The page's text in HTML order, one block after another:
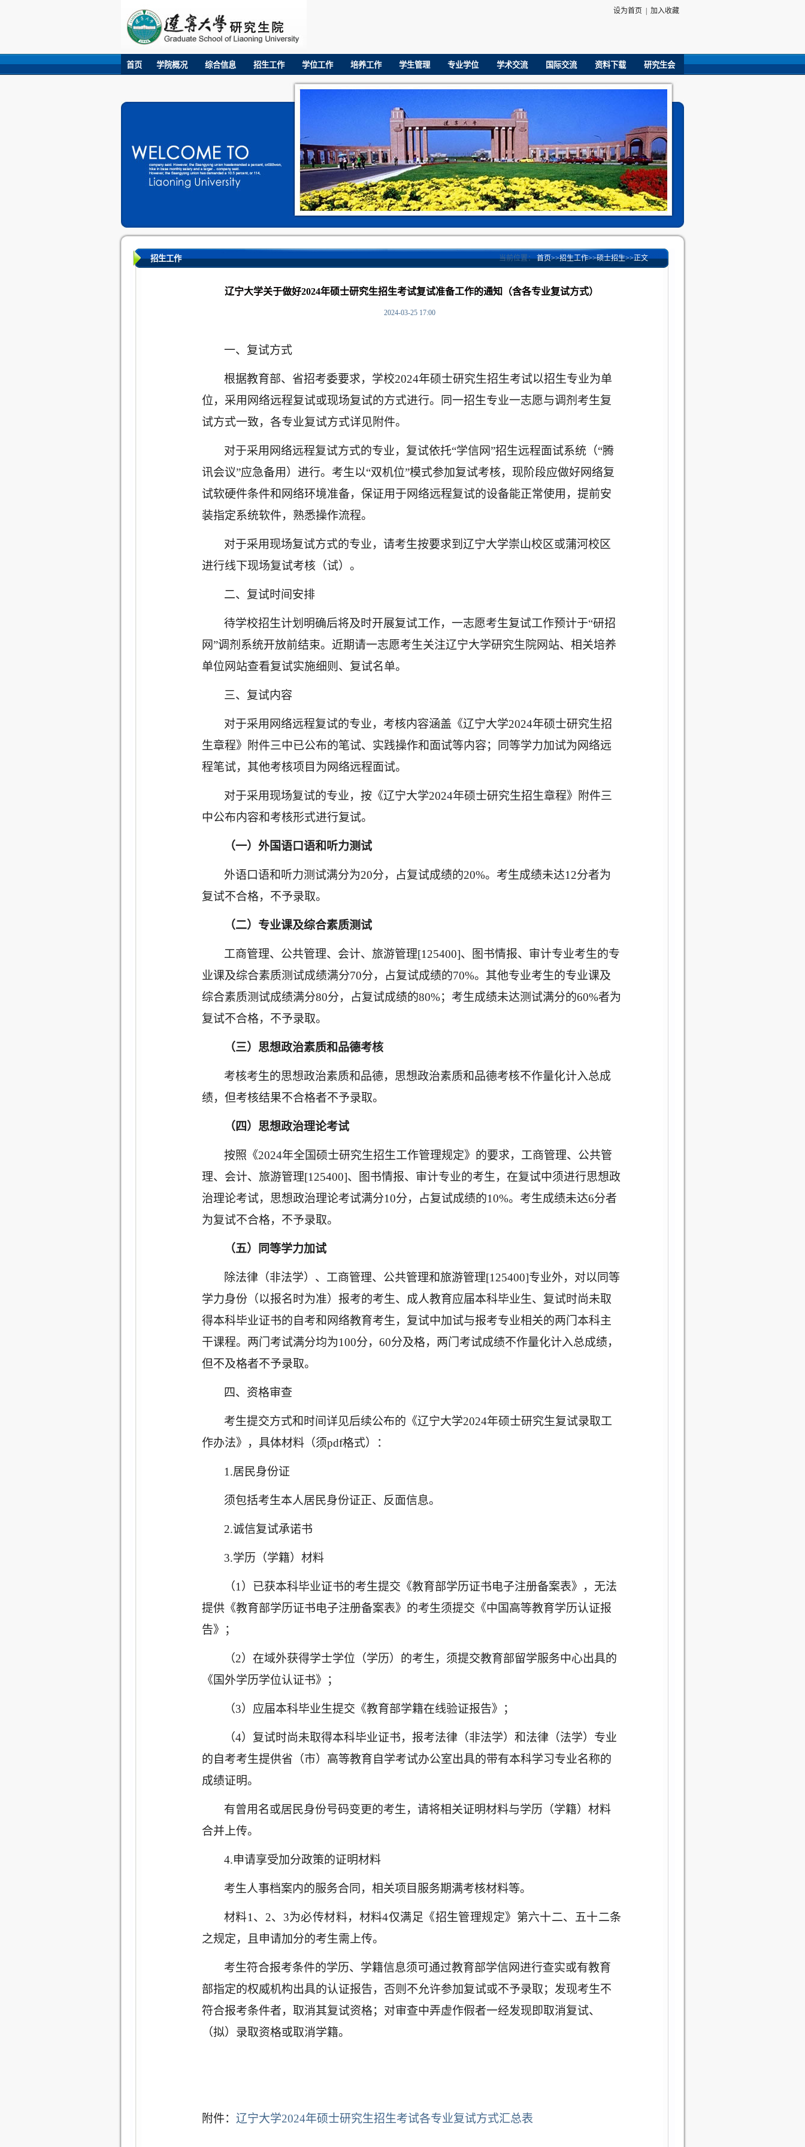
设为首页 加入收藏
首页 学院概况 综合信息 招生工作 学位工作 培养工作 学生管理 专业学位 学术交流 国际交流 资料下载 研究生会
招生工作 当前位置：首页>>招生工作>>硕士招生>>正文
辽宁大学关于做好2024年硕士研究生招生考试复试准备工作的通知（含各专业复试方式）
2024-03-25 17:00
一、复试方式
根据教育部、省招考委要求，学校2024年硕士研究生招生考试以招生专业为单
位，采用网络远程复试或现场复试的方式进行。同一招生专业一志愿与调剂考生复
试方式一致，各专业复试方式详见附件。
对于采用网络远程复试方式的专业，复试依托“学信网”招生远程面试系统（“腾
讯会议”应急备用）进行。考生以“双机位”模式参加复试考核，现阶段应做好网络复
试软硬件条件和网络环境准备，保证用于网络远程复试的设备能正常使用，提前安
装指定系统软件，熟悉操作流程。
对于采用现场复试方式的专业，请考生按要求到辽宁大学崇山校区或蒲河校区
进行线下现场复试考核（试）。
二、复试时间安排
待学校招生计划明确后将及时开展复试工作，一志愿考生复试工作预计于“研招
网”调剂系统开放前结束。近期请一志愿考生关注辽宁大学研究生院网站、相关培养
单位网站查看复试实施细则、复试名单。
三、复试内容
对于采用网络远程复试的专业，考核内容涵盖《辽宁大学2024年硕士研究生招
生章程》附件三中已公布的笔试、实践操作和面试等内容；同等学力加试为网络远
程笔试，其他考核项目为网络远程面试。
对于采用现场复试的专业，按《辽宁大学2024年硕士研究生招生章程》附件三
中公布内容和考核形式进行复试。
（一）外国语口语和听力测试
外语口语和听力测试满分为20分，占复试成绩的20%。考生成绩未达12分者为
复试不合格，不予录取。
（二）专业课及综合素质测试
工商管理、公共管理、会计、旅游管理[125400]、图书情报、审计专业考生的专
业课及综合素质测试成绩满分70分，占复试成绩的70%。其他专业考生的专业课及
综合素质测试成绩满分80分，占复试成绩的80%；考生成绩未达测试满分的60%者为
复试不合格，不予录取。
（三）思想政治素质和品德考核
考核考生的思想政治素质和品德，思想政治素质和品德考核不作量化计入总成
绩，但考核结果不合格者不予录取。
（四）思想政治理论考试
按照《2024年全国硕士研究生招生工作管理规定》的要求，工商管理、公共管
理、会计、旅游管理[125400]、图书情报、审计专业的考生，在复试中须进行思想政
治理论考试，思想政治理论考试满分10分，占复试成绩的10%。考生成绩未达6分者
为复试不合格，不予录取。
（五）同等学力加试
除法律（非法学）、工商管理、公共管理和旅游管理[125400]专业外，对以同等
学力身份（以报名时为准）报考的考生、成人教育应届本科毕业生、复试时尚未取
得本科毕业证书的自考和网络教育考生，复试中加试与报考专业相关的两门本科主
干课程。两门考试满分均为100分，60分及格，两门考试成绩不作量化计入总成绩，
但不及格者不予录取。
四、资格审查
考生提交方式和时间详见后续公布的《辽宁大学2024年硕士研究生复试录取工
作办法》，具体材料（须pdf格式）：
1.居民身份证
须包括考生本人居民身份证正、反面信息。
2.诚信复试承诺书
3.学历（学籍）材料
（1）已获本科毕业证书的考生提交《教育部学历证书电子注册备案表》，无法
提供《教育部学历证书电子注册备案表》的考生须提交《中国高等教育学历认证报
告》；
（2）在域外获得学士学位（学历）的考生，须提交教育部留学服务中心出具的
《国外学历学位认证书》；
（3）应届本科毕业生提交《教育部学籍在线验证报告》；
（4）复试时尚未取得本科毕业证书，报考法律（非法学）和法律（法学）专业
的自考考生提供省（市）高等教育自学考试办公室出具的带有本科学习专业名称的
成绩证明。
有曾用名或居民身份号码变更的考生，请将相关证明材料与学历（学籍）材料
合并上传。
4.申请享受加分政策的证明材料
考生人事档案内的服务合同，相关项目服务期满考核材料等。
材料1、2、3为必传材料，材料4仅满足《招生管理规定》第六十二、五十二条
之规定，且申请加分的考生需上传。
考生符合报考条件的学历、学籍信息须可通过教育部学信网进行查实或有教育
部指定的权威机构出具的认证报告，否则不允许参加复试或不予录取；发现考生不
符合报考条件者，取消其复试资格；对审查中弄虚作假者一经发现即取消复试、
（拟）录取资格或取消学籍。
附件： 辽宁大学2024年硕士研究生招生考试各专业复试方式汇总表